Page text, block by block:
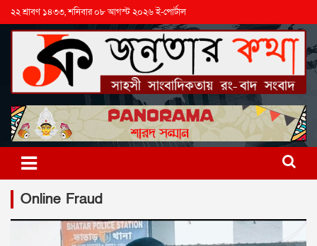
২২ শ্রাবণ ১৪৩৩, শনিবার ০৮ আগস্ট ২০২৬ ই-পোর্টাল
Online Fraud